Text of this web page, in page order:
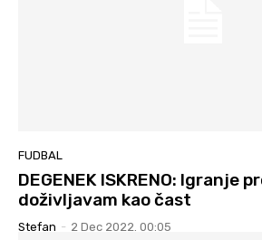
FUDBAL
DEGENEK ISKRENO: Igranje
doživljavam kao čast
Stefan - 2 Dec 2022. 00:05